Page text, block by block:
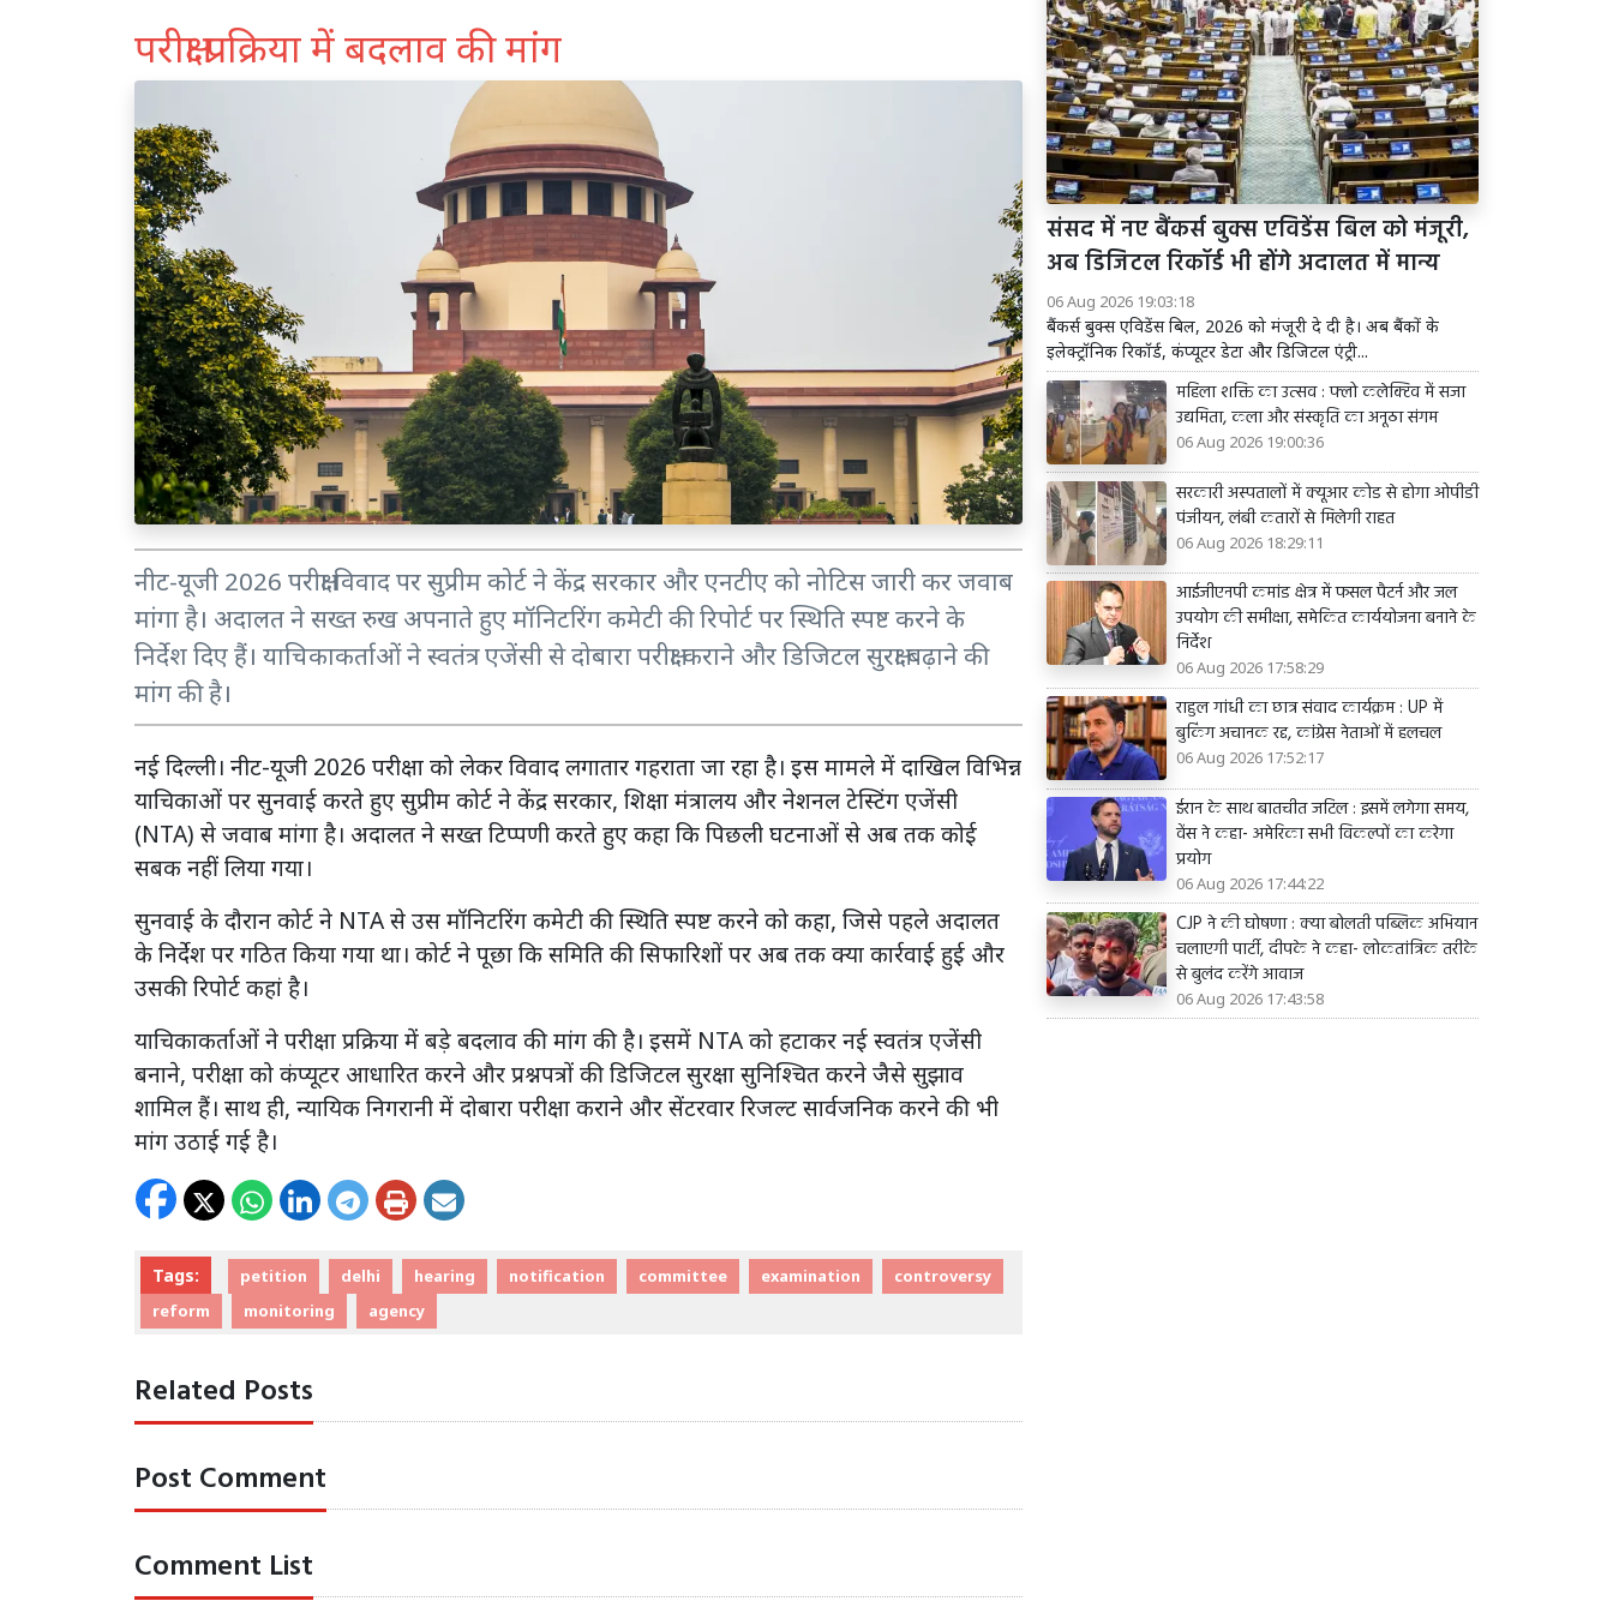
परीक्षा प्रक्रिया में बदलाव की मांग
नीट-यूजी 2026 परीक्षा विवाद पर सुप्रीम कोर्ट ने केंद्र सरकार और एनटीए को नोटिस जारी कर जवाब
मांगा है। अदालत ने सख्त रुख अपनाते हुए मॉनिटरिंग कमेटी की रिपोर्ट पर स्थिति स्पष्ट करने के
निर्देश दिए हैं। याचिकाकर्ताओं ने स्वतंत्र एजेंसी से दोबारा परीक्षा कराने और डिजिटल सुरक्षा बढ़ाने की
मांग की है।
नई दिल्ली। नीट-यूजी 2026 परीक्षा को लेकर विवाद लगातार गहराता जा रहा है। इस मामले में दाखिल विभिन्न
याचिकाओं पर सुनवाई करते हुए सुप्रीम कोर्ट ने केंद्र सरकार, शिक्षा मंत्रालय और नेशनल टेस्टिंग एजेंसी
(NTA) से जवाब मांगा है। अदालत ने सख्त टिप्पणी करते हुए कहा कि पिछली घटनाओं से अब तक कोई
सबक नहीं लिया गया।
सुनवाई के दौरान कोर्ट ने NTA से उस मॉनिटरिंग कमेटी की स्थिति स्पष्ट करने को कहा, जिसे पहले अदालत
के निर्देश पर गठित किया गया था। कोर्ट ने पूछा कि समिति की सिफारिशों पर अब तक क्या कार्रवाई हुई और
उसकी रिपोर्ट कहां है।
याचिकाकर्ताओं ने परीक्षा प्रक्रिया में बड़े बदलाव की मांग की है। इसमें NTA को हटाकर नई स्वतंत्र एजेंसी
बनाने, परीक्षा को कंप्यूटर आधारित करने और प्रश्नपत्रों की डिजिटल सुरक्षा सुनिश्चित करने जैसे सुझाव
शामिल हैं। साथ ही, न्यायिक निगरानी में दोबारा परीक्षा कराने और सेंटरवार रिजल्ट सार्वजनिक करने की भी
मांग उठाई गई है।
Tags: petition delhi hearing notification committee examination
controversy
reform
monitoring agency
Related Posts
Post Comment
Comment List
संसद में नए बैंकर्स बुक्स एविडेंस बिल को मंजूरी,
अब डिजिटल रिकॉर्ड भी होंगे अदालत में मान्य
06 Aug 2026 19:03:18
बैंकर्स बुक्स एविडेंस बिल, 2026 को मंजूरी दे दी है। अब बैंकों के
इलेक्ट्रॉनिक रिकॉर्ड, कंप्यूटर डेटा और डिजिटल एंट्री...
महिला शक्ति का उत्सव : फ्लो कलेक्टिव में सजा
उद्यमिता, कला और संस्कृति का अनूठा संगम
06 Aug 2026 19:00:36
सरकारी अस्पतालों में क्यूआर कोड से होगा ओपीडी
पंजीयन, लंबी कतारों से मिलेगी राहत
06 Aug 2026 18:29:11
आईजीएनपी कमांड क्षेत्र में फसल पैटर्न और जल
उपयोग की समीक्षा, समेकित कार्ययोजना बनाने के
निर्देश
06 Aug 2026 17:58:29
राहुल गांधी का छात्र संवाद कार्यक्रम : UP में
बुकिंग अचानक रद्द, कांग्रेस नेताओं में हलचल
06 Aug 2026 17:52:17
ईरान के साथ बातचीत जटिल : इसमें लगेगा समय,
वेंस ने कहा- अमेरिका सभी विकल्पों का करेगा
प्रयोग
06 Aug 2026 17:44:22
CJP ने की घोषणा : क्या बोलती पब्लिक अभियान
चलाएगी पार्टी, दीपके ने कहा- लोकतांत्रिक तरीके
से बुलंद करेंगे आवाज
06 Aug 2026 17:43:58